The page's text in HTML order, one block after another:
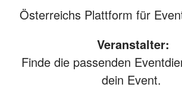
Österreichs Plattform für
Veranstalter:
Finde die passenden
dein Event.